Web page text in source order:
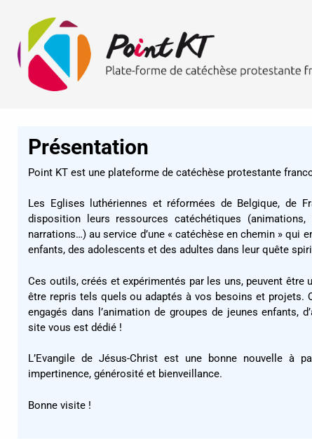
Présentation
Point KT est une plateforme de catéchèse protestante
Les Eglises luthériennes et réformées de Belgique, de
disposition leurs ressources catéchétiques (animations,
narrations…) au service d’une « catéchèse en chemin » qui
enfants, des adolescents et des adultes dans leur quête
Ces outils, créés et expérimentés par les uns, peuvent être
être repris tels quels ou adaptés à vos besoins et projets.
engagés dans l’animation de groupes de jeunes enfants,
site vous est dédié !
L’Evangile de Jésus-Christ est une bonne nouvelle à
impertinence, générosité et bienveillance.
Bonne visite !